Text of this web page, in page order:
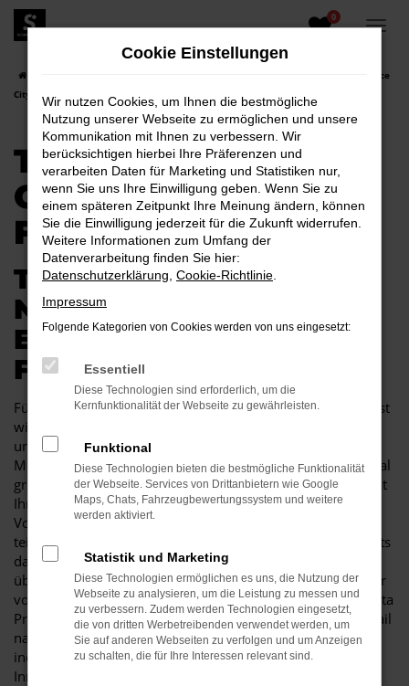
Zum
Hauptinhalt
0
Toyota Proace
City Neuwagen für Senftenberg
TOYOTA PROACE
CITY NEUWAGEN
FÜR SENFTENBERG
TOYOTA PROACE CITY
NEUWAGEN –
EXZELLENTE MOBILITÄT
FÜR SENFTENBERG
Für Senftenberg gibt es kaum ein Fahrzeug, das so gut passt
wie einen Toyota Proace City Neuwagen. Der Grund liegt
unter anderem in der herausragenden Ausstattung dieses
Modells, das in der aktuellen Modellgeneration noch einmal
gründlich verbessert wurde. Entsprechend genießen Sie mit
Ihrem Toyota Proace City Neuwagen in Senftenberg die
Vorzüge zeitgemäßer Assistenzsysteme und eine Fülle an
teils ungewöhnlichen Extras. Viele Experten sind sich bereits
darüber einig, dass ein Toyota Proace City Neuwagen weit
über den Durchschnitt der Fahrzeugklasse hinausweist. Wir
vom Autohaus Schiefelbein ermöglichen Ihnen, Ihren Toyota
Proace City Neuwagen für Senftenberg bis ins kleinste Detail
nach eigenen Wünschen festzulegen. Entscheiden Sie
individuell, welche Lackierung, Motorisierung und
Innenausstattung es sein darf. Wir beraten Sie gern.
Cookie Einstellungen
Wir nutzen Cookies, um Ihnen die bestmögliche
Nutzung unserer Webseite zu ermöglichen und unsere
Kommunikation mit Ihnen zu verbessern. Wir
berücksichtigen hierbei Ihre Präferenzen und
verarbeiten Daten für Marketing und Statistiken nur,
wenn Sie uns Ihre Einwilligung geben. Wenn Sie zu
einem späteren Zeitpunkt Ihre Meinung ändern, können
Sie die Einwilligung jederzeit für die Zukunft widerrufen.
Weitere Informationen zum Umfang der
Datenverarbeitung finden Sie hier:
Datenschutzerklärung Cookie-Richtlinie
Impressum
Folgende Kategorien von Cookies werden von uns eingesetzt:
Essentiell
Diese Technologien sind erforderlich, um die
Kernfunktionalität der Webseite zu gewährleisten.
Funktional
Diese Technologien bieten die bestmögliche Funktionalität
der Webseite. Services von Drittanbietern wie Google
Maps, Chats, Fahrzeugbewertungssystem und weitere
werden aktiviert.
Statistik und Marketing
Diese Technologien ermöglichen es uns, die Nutzung der
Webseite zu analysieren, um die Leistung zu messen und
zu verbessern. Zudem werden Technologien eingesetzt,
die von dritten Werbetreibenden verwendet werden, um
Sie auf anderen Webseiten zu verfolgen und um Anzeigen
zu schalten, die für Ihre Interessen relevant sind.